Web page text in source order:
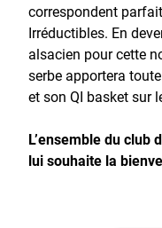
correspondent
Irréductibles. En
alsacien pour cette
serbe apportera
et son QI basket sur
L’ensemble du club
lui souhaite la